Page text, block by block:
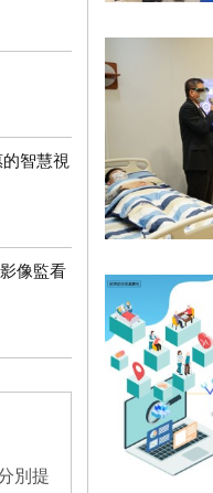
智慧視
像監看
別提